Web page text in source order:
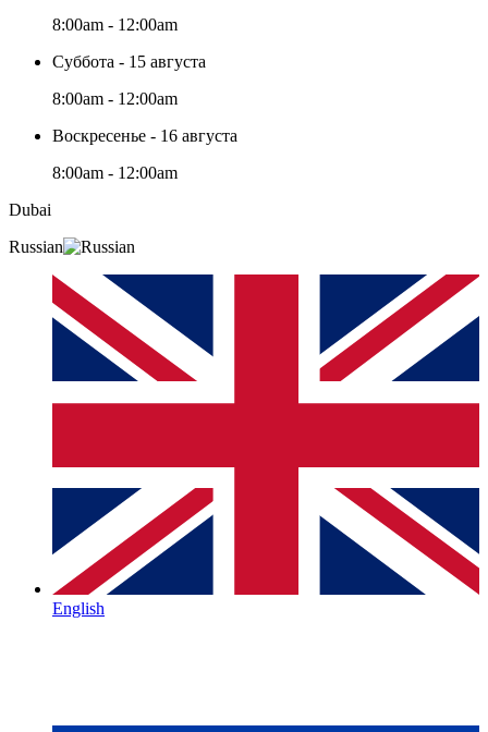
8:00am - 12:00am
Суббота - 15 августа
8:00am - 12:00am
Воскресенье - 16 августа
8:00am - 12:00am
Dubai
Russian
English